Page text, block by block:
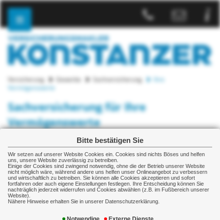
Bitte bestätigen Sie
Wir setzen auf unserer Website Cookies ein. Cookies sind nichts Böses und helfen
uns, unsere Website zuverlässig zu betreiben.
Einige der Cookies sind zwingend notwendig, ohne die der Betrieb unserer Website
nicht möglich wäre, während andere uns helfen unser Onlineangebot zu verbessern
und wirtschaftlich zu betreiben. Sie können alle Cookies akzeptieren und sofort
fortfahren oder auch eigene Einstellungen festlegen. Ihre Entscheidung können Sie
nachträglich jederzeit widerrufen und Cookies abwählen (z.B. im Fußbereich unserer
Website).
Nähere Hinweise erhalten Sie in unserer Datenschutzerklärung.
Versicherung Gewerbe Sachversicherung
Ihre
Vermögenswerte
Sachversicherung für Ihre
Vermögenswerte
Damit die Feuerversicherung im Schadensfall auch zahlt,
wenn es um Ihre Existenz geht.
Wir unterstützen Sie bei der richtigen Ermittlung
des Versicherungswerts - damit eine
Unterversicherung ausgeschlossen ist
Individuelle Vertragsgestaltung: Damit Sie im
Schadensfall immer gute Karten haben